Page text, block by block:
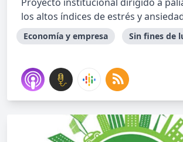
los altos índices de estrés y
Economía y empresa Sin fines de